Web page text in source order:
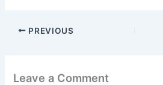
PREVIOUS
Leave a Comment